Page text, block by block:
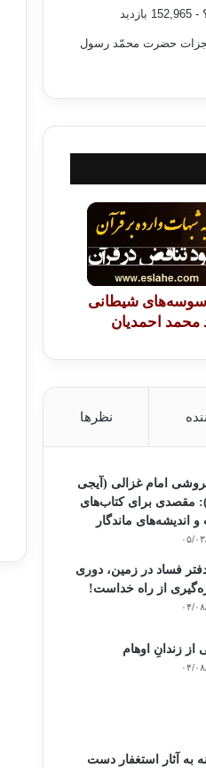
- 152,965 بازدید
حضرت محمّد رسول
شیطانی
محمد احمدیان
نظرها
امام غزالی (آیجی
مقصدی برای کتاب‌های
و اندیشه‌های ماندگار
۱۹
فساد در زمین‌، دوری
از راه خداست‌!
۰۳
از زندانِ اوهام
۰۳
به آثار استغفار دست